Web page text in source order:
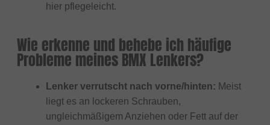
hier pflegeleicht.
Wie erkenne und behebe ich häufige
Probleme meines BMX Lenkers?
Lenker verrutscht nach vorne/hinten: Meist
liegt es an lockeren Schrauben,
ungleichmäßigem Anziehen oder Fett auf der